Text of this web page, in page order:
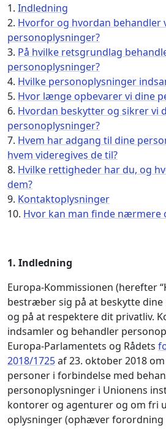
1. Indledning
2. Hvorfor og hvordan behandler
personoplysninger?
3. På hvilke retsgrundlag
personoplysninger?
4. Hvilke personoplysninger
5. Hvor længe opbevarer vi dine
6. Hvordan beskytter og sikrer vi
personoplysninger?
7. Hvem har adgang til dine
hvem videregives de til?
8. Hvilke rettigheder har du, og
dem?
9. Kontaktoplysninger
10. Hvor kan man finde nærmere
1. Indledning
Europa-Kommissionen (herefter
bestræber sig på at beskytte
og på at respektere dit privatliv.
indsamler og behandler
Europa-Parlamentets og Rådets
2018/1725af 23. oktober 2018
personer i forbindelse med
personoplysninger i Unionens
kontorer og agenturer og om fri
oplysninger (ophæver forordning